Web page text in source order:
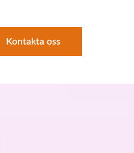
Kontakta oss